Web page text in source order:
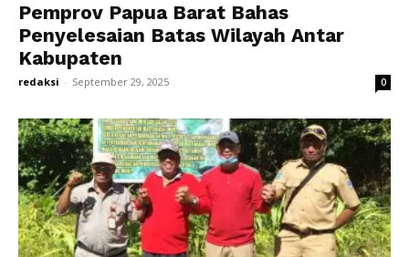
Pemprov Papua Barat Bahas
Penyelesaian Batas Wilayah Antar
Kabupaten
redaksi - September 29, 2025 0